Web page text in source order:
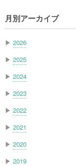
月別アーカイブ
▶ 2026
▶ 2025
▶ 2024
▶ 2023
▶ 2022
▶ 2021
▶ 2020
▶ 2019